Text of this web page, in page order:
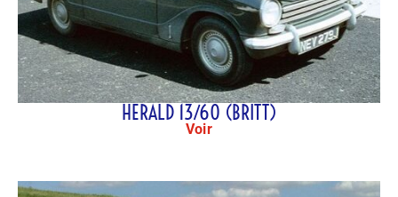
HERALD 13/60 (BRITT)
Voir